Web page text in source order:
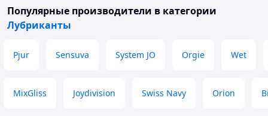
Популярные производители в категории
Лубриканты
Pjur Sensuva System JO Orgie Wet
MixGliss Joydivision Swiss Navy Orion